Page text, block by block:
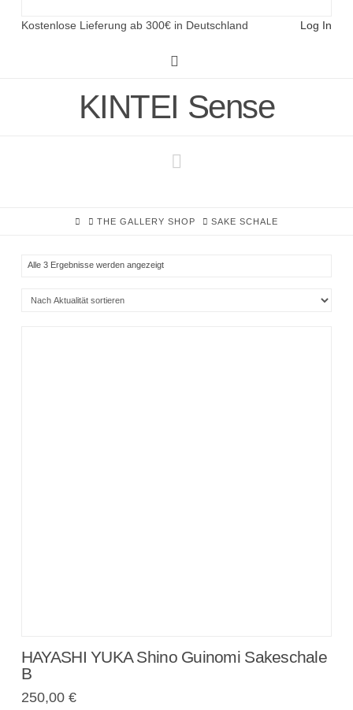
Kostenlose Lieferung ab 300€ in Deutschland Log In
KINTEI Sense
HOMETHE GALLERY SHOP SAKE SCHALE
Alle 3 Ergebnisse werden angezeigtNach
HAYASHI YUKA Shino Guinomi Sakeschale
B
250,00 €